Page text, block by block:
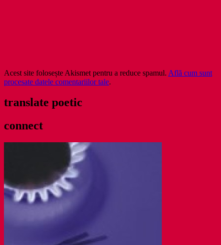
Acest site folosește Akismet pentru a reduce spamul. Află cum sunt
procesate datele comentariilor tale.
translate poetic
connect